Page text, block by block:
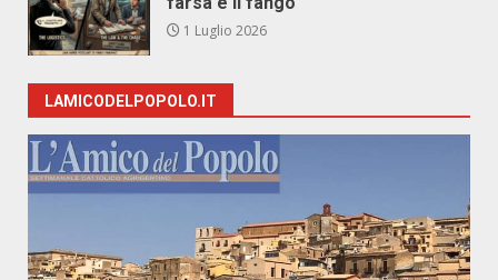
1 Luglio 2026
LAMICODELPOPOLO.IT